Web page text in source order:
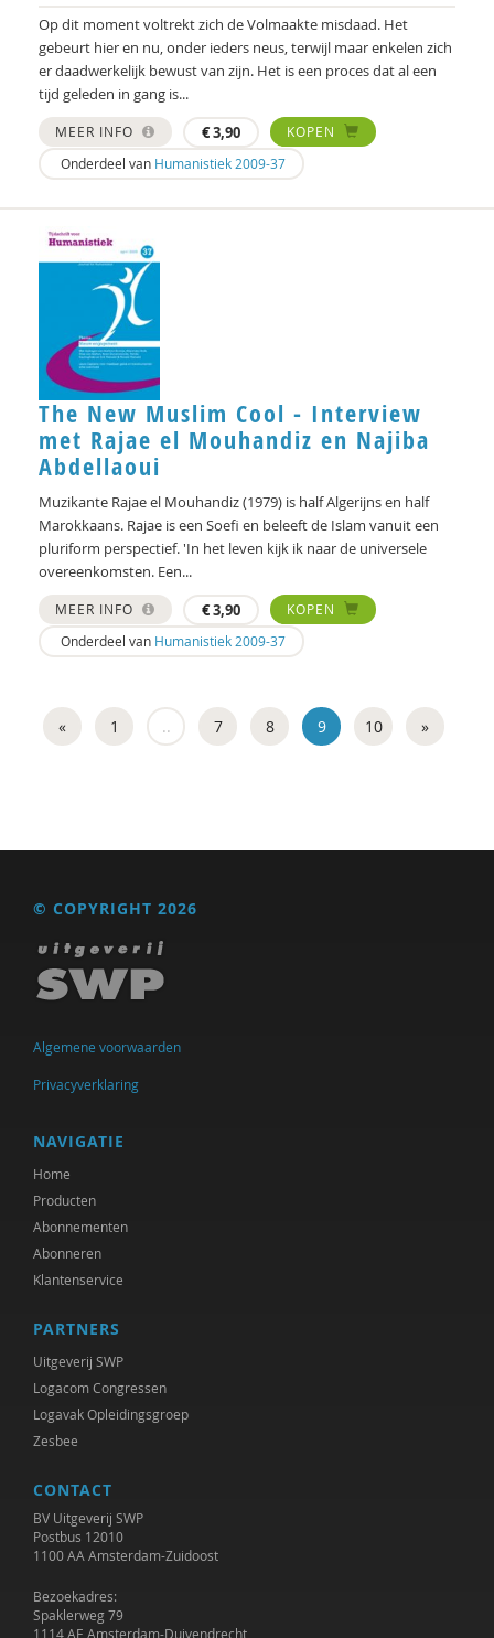
Op dit moment voltrekt zich de Volmaakte misdaad. Het
gebeurt hier en nu, onder ieders neus, terwijl maar enkelen zich
er daadwerkelijk bewust van zijn. Het is een proces dat al een
tijd geleden in gang is...
MEER INFO €3,90
KOPEN
Onderdeel van Humanistiek 2009-37
The New Muslim Cool - Interview
met Rajae el Mouhandiz en Najiba
Abdellaoui
Muzikante Rajae el Mouhandiz (1979) is half Algerijns en half
Marokkaans. Rajae is een Soefi en beleeft de Islam vanuit een
pluriform perspectief. 'In het leven kijk ik naar de universele
overeenkomsten. Een...
MEER INFO €3,90
KOPEN
Onderdeel van Humanistiek 2009-37
« 1 .. 7 8 9 10 »
© COPYRIGHT 2026
Algemene voorwaarden
Privacyverklaring
NAVIGATIE
Home
Producten
Abonnementen
Abonneren
Klantenservice
PARTNERS
Uitgeverij SWP
Logacom Congressen
Logavak Opleidingsgroep
Zesbee
CONTACT
BV Uitgeverij SWP
Postbus 12010
1100 AA Amsterdam-Zuidoost
Bezoekadres:
Spaklerweg 79
1114 AE Amsterdam-Duivendrecht